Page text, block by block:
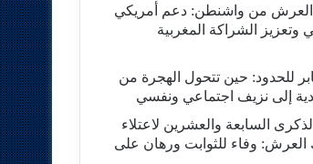
العرش من واشنطن: دعم أمريكي
وتعزيز الشراكة المغربية
للحدود: حين تتحول الهجرة من
إلى نزيف اجتماعي ونفسي
السابعة والعشرين لاعتلاء
العرش: وفاء للثوابت ورهان على